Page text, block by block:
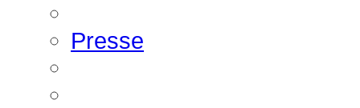
Presse